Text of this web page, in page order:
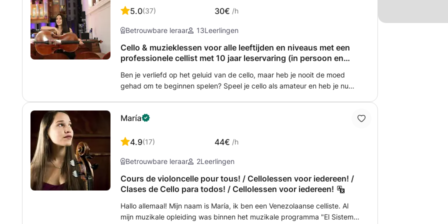
5.0(37) 30€ /h
Betrouwbare leraar 13Leerlingen
Cello & muzieklessen voor alle leeftijden en niveaus met een
professionele cellist met 10 jaar leservaring (in persoon en
Ben je verliefd op het geluid van de cello, maar heb je nooit de moed
gehad om te beginnen spelen? Speel je cello als amateur en heb je nu
nodig? Wil je je voorbereiden op toelatingsexamens voor het
hulp nodig om je voor te bereiden op audities? ... Dit zijn de privé-cello
afgestudeerd in de Master of Classical Music aan KASK & Conservatorium
in Gent en momenteel studeer ik een Postgraduaat in Musical
Performance Practice. Ik geef al 10 jaar cello les aan kinderen, tieners en
volwassenen, en heb daardoor de nodige ervaring opgedaan om me aan
te passen aan de verschillende en persoonlijke behoeften en
doelstellingen van elke student. Mijn lesmethode richt zich op het creëren
María
4.9(17) 44€ /h
Betrouwbare leraar 2Leerlingen
Cours de violoncelle pour tous! / Cellolessen voor iedereen! /
Clases de Cello para todos! / Cellolessen voor iedereen!
Hallo allemaal! Mijn naam is María, ik ben een Venezolaanse celliste. Al
mijn muzikale opleiding was binnen het muzikale programma "El Sistema"